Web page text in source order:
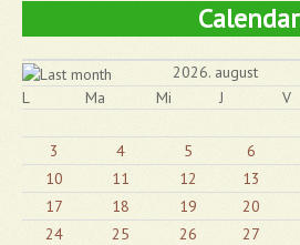
Calendar
2026. august
L
Ma Mi J V
3
4 5 6
10
11 12 13
17
18 19 20
24
25 26 27